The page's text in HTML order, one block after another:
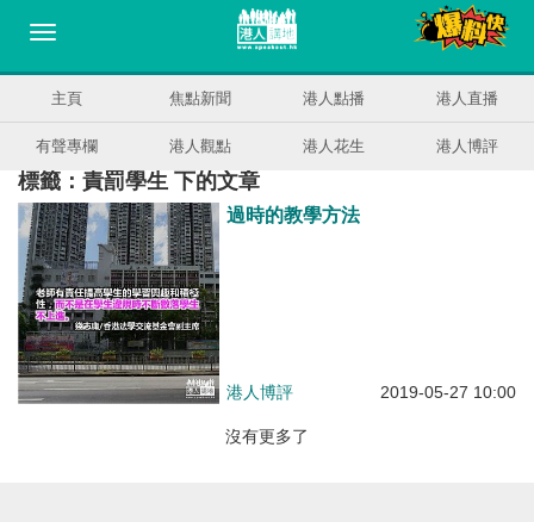
主頁 焦點新聞 港人點播 港人直播
有聲專欄 港人觀點 港人花生 港人博評
標籤：責罰學生 下的文章
過時的教學方法
港人博評 2019-05-27 10:00
沒有更多了